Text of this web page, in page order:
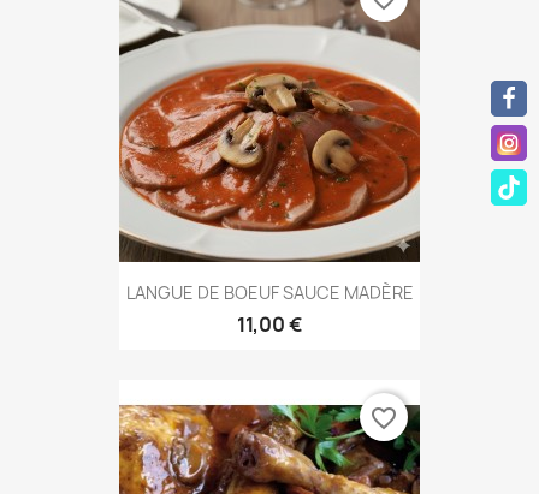
LANGUE DE BOEUF SAUCE MADÈRE
11,00 €
favorite_border